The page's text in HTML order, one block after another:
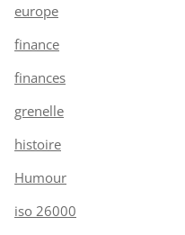
europe
finance
finances
grenelle
histoire
Humour
iso 26000